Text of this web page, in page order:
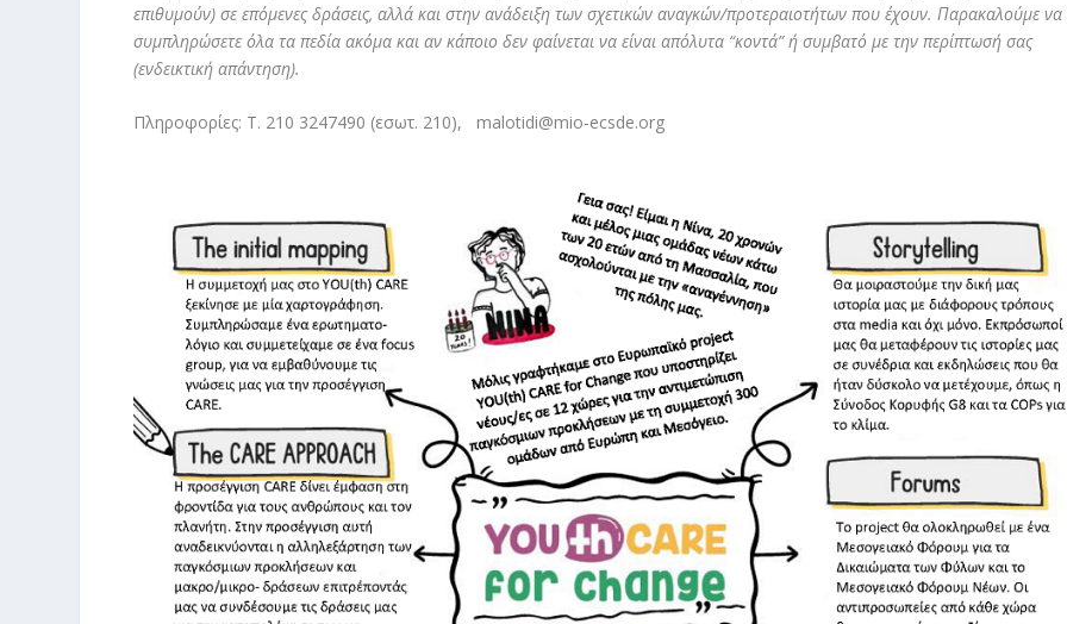
επιθυμούν) σε επόμενες δράσεις, αλλά και στην ανάδειξη των σχετικών αναγκών/προτεραιοτήτων που έχουν. Παρακαλούμε να
συμπληρώσετε όλα τα πεδία ακόμα και αν κάποιο δεν φαίνεται να είναι απόλυτα “κοντά” ή συμβατό με την περίπτωσή σας
(ενδεικτική απάντηση).
Πληροφορίες: T. 210 3247490 (εσωτ. 210), malotidi@mio-ecsde.org